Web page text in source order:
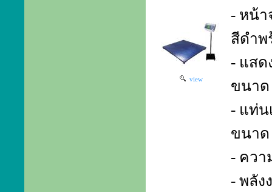
view
- หน้า
สีดำพ
- แสด
ขนาด
- แท่น
ขนาด
- ควา
- พลัง